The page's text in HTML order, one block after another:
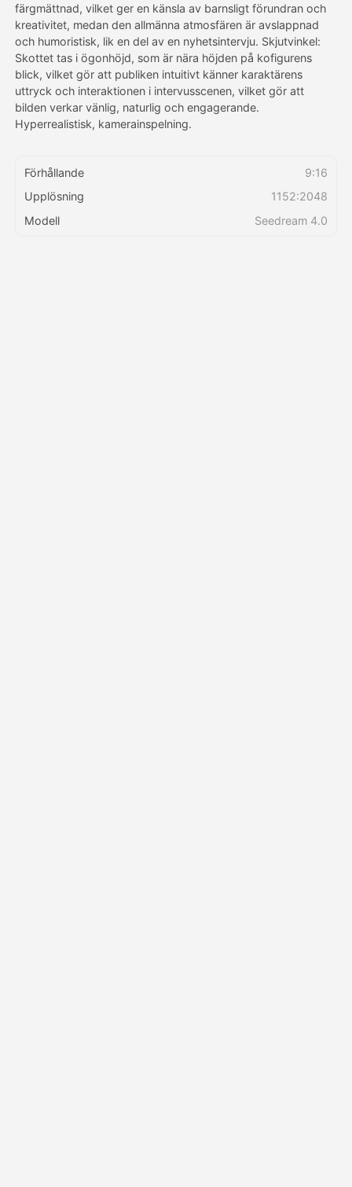
färgmättnad, vilket ger en känsla av barnsligt förundran och
kreativitet, medan den allmänna atmosfären är avslappnad
och humoristisk, lik en del av en nyhetsintervju. Skjutvinkel:
Skottet tas i ögonhöjd, som är nära höjden på kofigurens
blick, vilket gör att publiken intuitivt känner karaktärens
uttryck och interaktionen i intervusscenen, vilket gör att
bilden verkar vänlig, naturlig och engagerande.
Hyperrealistisk, kamerainspelning.
Förhållande
9:16
Upplösning
1152:2048
Modell
Seedream 4.0